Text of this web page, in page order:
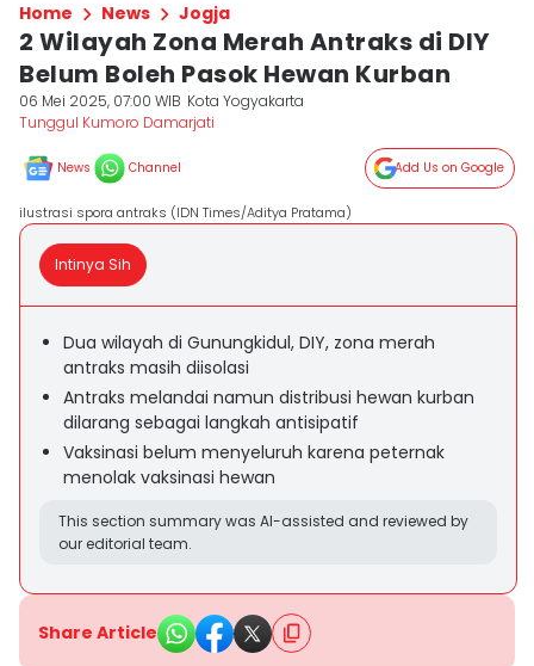
Home News Jogja
2 Wilayah Zona Merah Antraks di DIY
Belum Boleh Pasok Hewan Kurban
06 Mei 2025, 07:00 WIB Kota Yogyakarta
Tunggul Kumoro Damarjati
News Channel Add Us on Google
ilustrasi spora antraks (IDN Times/Aditya Pratama)
Intinya Sih
Dua wilayah di Gunungkidul, DIY, zona merah
antraks masih diisolasi
Antraks melandai namun distribusi hewan kurban
dilarang sebagai langkah antisipatif
Vaksinasi belum menyeluruh karena peternak
menolak vaksinasi hewan
This section summary was AI-assisted and reviewed by
our editorial team.
Share Article